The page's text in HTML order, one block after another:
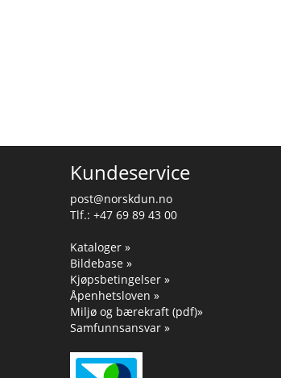
Kundeservice
post@norskdun.no
Tlf.: +47 69 89 43 00
Kataloger »
Bildebase »
Kjøpsbetingelser »
Åpenhetsloven »
Miljø og bærekraft (pdf)»
Samfunnsansvar »